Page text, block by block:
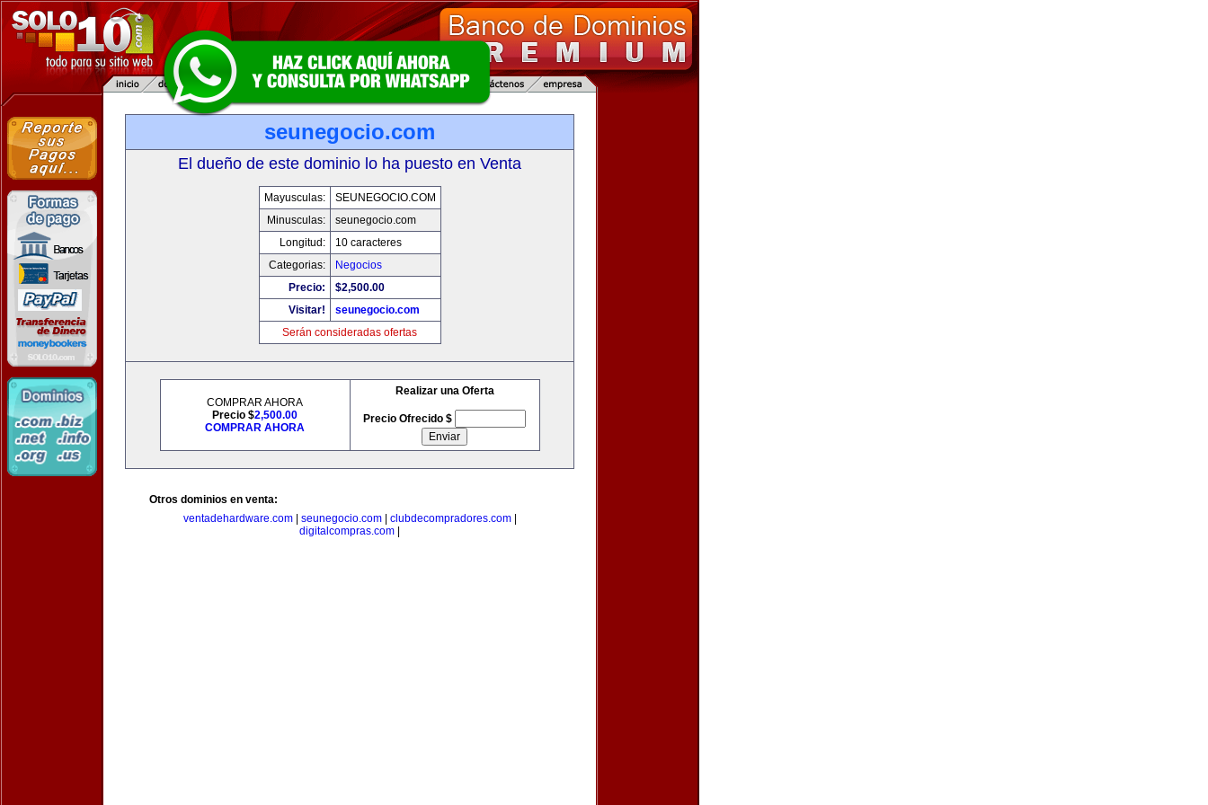
seunegocio.com
El dueño de este dominio lo ha puesto en Venta
Mayusculas:
SEUNEGOCIO.COM
Minusculas:
seunegocio.com
Longitud:
10 caracteres
Categorias:
Negocios
Precio:
$2,500.00
Visitar!
seunegocio.com
Serán consideradas ofertas
COMPRAR AHORA
Precio $2,500.00
COMPRAR AHORA
Realizar una Oferta
Precio Ofrecido $
Otros dominios en venta:
ventadehardware.com| seunegocio.com| clubdecompradores.com|
digitalcompras.com